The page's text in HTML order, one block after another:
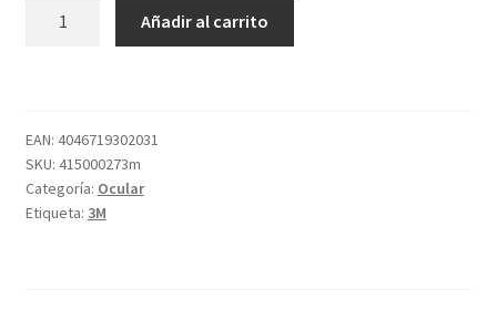
INCOLORA
cantidad
Añadir al carrito
EAN: 4046719302031
SKU: 415000273m
Categoría: Ocular
Etiqueta: 3M